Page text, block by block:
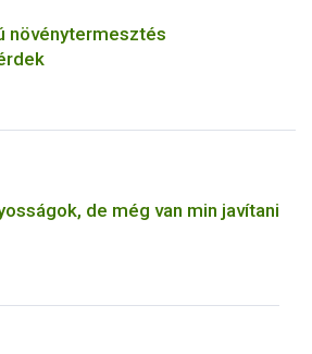
növénytermesztés
de még van min javítani